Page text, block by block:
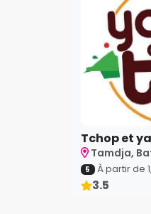
Tchop et
Tamdja,
5 À partir de
3.5